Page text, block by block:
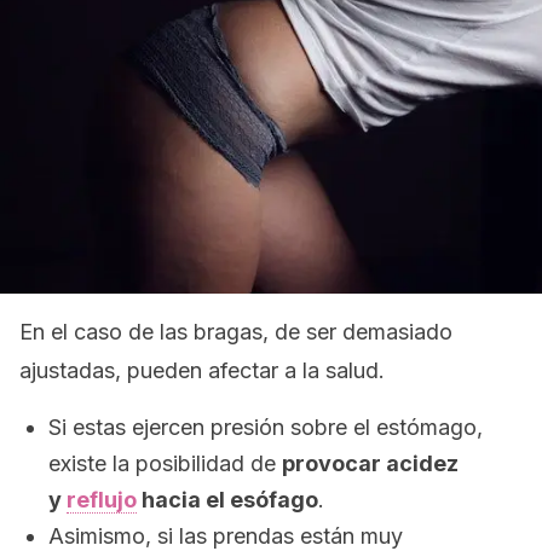
En el caso de las bragas, de ser demasiado
ajustadas, pueden afectar a la salud.
Si estas ejercen presión sobre el estómago,
existe la posibilidad de provocar acidez
y reflujo hacia el esófago.
Asimismo, si las prendas están muy